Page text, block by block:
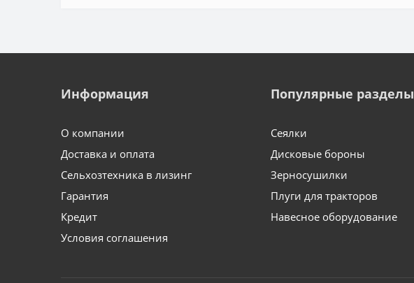
Информация
О компании
Доставка и оплата
Сельхозтехника в лизинг
Гарантия
Кредит
Условия соглашения
Популярные разделы
Сеялки
Дисковые бороны
Зерносушилки
Плуги для тракторов
Навесное оборудование